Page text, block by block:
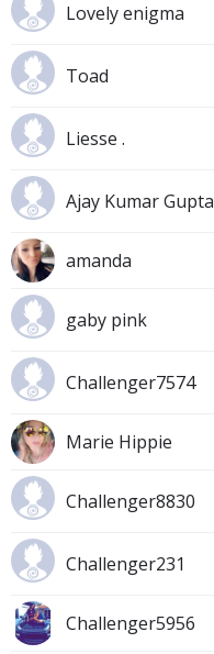
Lovely enigma
Toad
Liesse .
Ajay Kumar Gupta
amanda
gaby pink
Challenger7574
Marie Hippie
Challenger8830
Challenger231
Challenger5956